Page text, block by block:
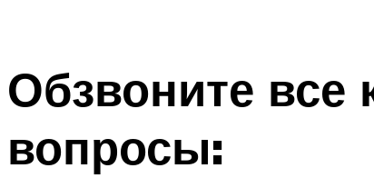
Обзвоните все
вопросы: